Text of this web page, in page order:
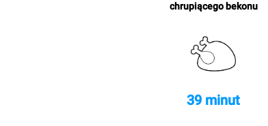
chrupiącego bekonu
39 minut